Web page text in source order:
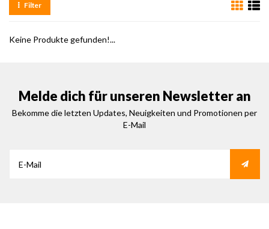
Filter
Keine Produkte gefunden!...
Melde dich für unseren Newsletter an
Bekomme die letzten Updates, Neuigkeiten und Promotionen per
E-Mail